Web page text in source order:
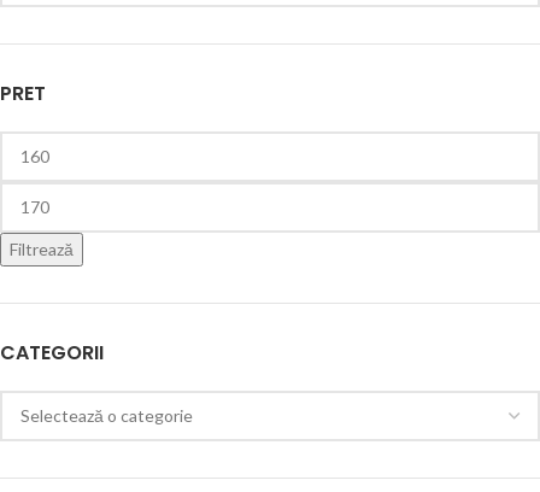
PRET
Filtrează
CATEGORII